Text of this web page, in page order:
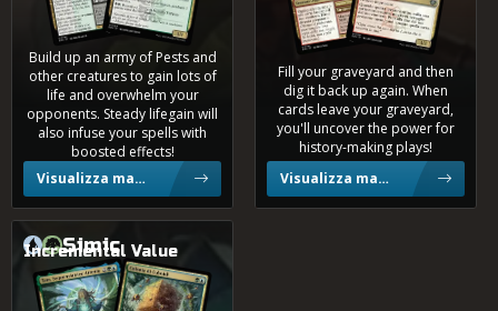
4 Colori 0,2%
Bant 0,1%
4 Colori 0,1%
Naya
Build up an army of Pests and
other creatures to gain lots of
life and overwhelm your
opponents. Steady lifegain will
also infuse your spells with
boosted effects!
Visualizza mazzi
Fill your graveyard and then
dig it back up again. When
cards leave your graveyard,
you'll uncover the power for
history-making plays!
Visualizza mazzi
Simic
Incremental Value
Tam, Sequenziatrice AttentaColonia di Cuboidi